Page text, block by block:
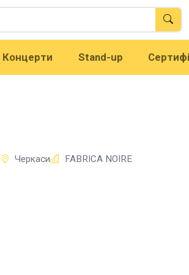
Концерти Stand-up
Черкаси FABRICA NOIRE